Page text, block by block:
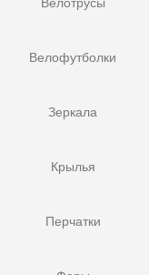
Велофутболки
Зеркала
Крылья
Перчатки